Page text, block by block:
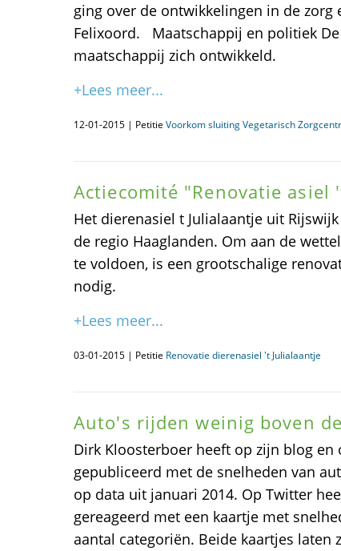
ging over de ontwikkelingen in de zorg
Felixoord. Maatschappij en politiek
maatschappij zich ontwikkeld.
+Lees meer...
12-01-2015 | Petitie Voorkom sluiting Vegetarisch
Actiecomité "Renovatie
Het dierenasiel t Julialaantje uit
de regio Haaglanden. Om aan de
te voldoen, is een grootschalige
nodig.
+Lees meer...
03-01-2015 | Petitie Renovatie dierenasiel 't Julialaantje
Auto's rijden weinig boven
Dirk Kloosterboer heeft op zijn blog en
gepubliceerd met de snelheden van
op data uit januari 2014. Op Twitter
gereageerd met een kaartje met
aantal categoriën. Beide kaartjes laten